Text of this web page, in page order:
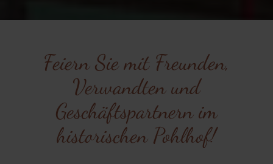
Feiern Sie mit Freunden,
Verwandten und
Geschäftspartnern im
historischen Pohlhof!